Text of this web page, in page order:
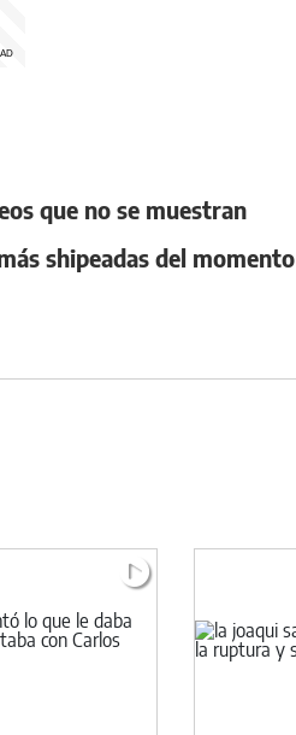
que no se muestran
shipeadas del momento